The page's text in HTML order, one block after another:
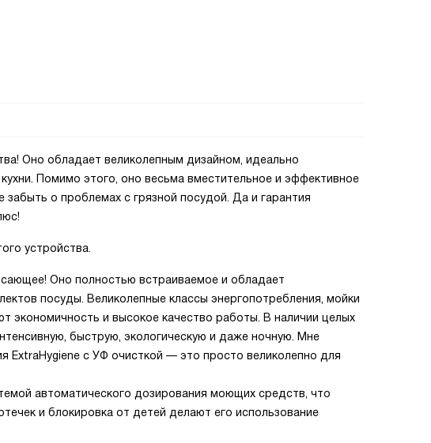
Оно обладает великолепным дизайном, идеально
Помимо этого, оно весьма вместительное и эффективное
забыть о проблемах с грязной посудой. Да и гарантия
устройства.
Оно полностью встраиваемое и обладает
посуды. Великолепные классы энергопотребления, мойки
экономичность и высокое качество работы. В наличии целых
быструю, экологическую и даже ночную. Мне
ExtraHygiene с УФ очисткой — это просто великолепно для
автоматического дозирования моющих средств, что
и блокировка от детей делают его использование